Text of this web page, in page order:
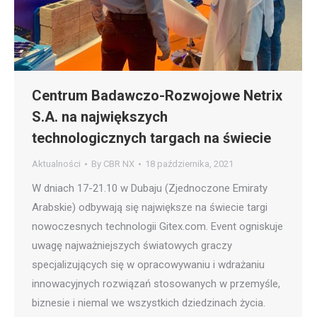
Centrum Badawczo-Rozwojowe Netrix
S.A. na największych
technologicznych targach na świecie
Aktualności By CBR NX 18 października, 2021
W dniach 17-21.10 w Dubaju (Zjednoczone Emiraty
Arabskie) odbywają się największe na świecie targi
nowoczesnych technologii Gitex.com. Event ogniskuje
uwagę najważniejszych światowych graczy
specjalizujących się w opracowywaniu i wdrażaniu
innowacyjnych rozwiązań stosowanych w przemyśle,
biznesie i niemal we wszystkich dziedzinach życia.